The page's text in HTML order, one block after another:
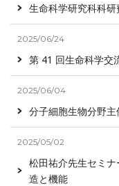
生命科学研究科科
2025/06/24
第 41 回生命科学
2025/06/04
分子細胞生物分野主
2025/05/02
松田祐介先生セミ
造と機能